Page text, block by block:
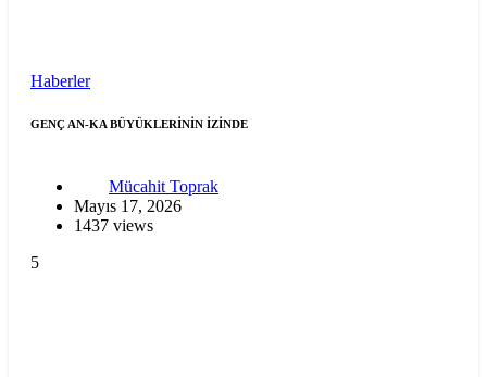
Haberler
GENÇ AN-KA BÜYÜKLERİNİN İZİNDE
Mücahit Toprak
Mayıs 17, 2026
1437 views
5